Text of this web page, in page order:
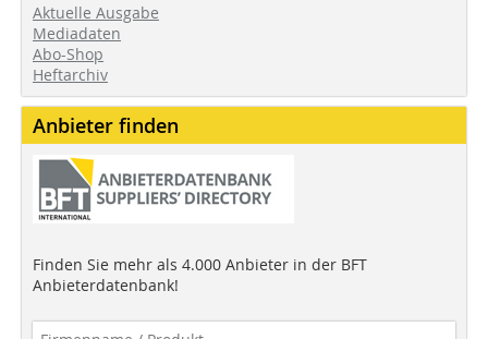
Aktuelle Ausgabe
Mediadaten
Abo-Shop
Heftarchiv
Anbieter finden
Finden Sie mehr als 4.000 Anbieter in der BFT
Anbieterdatenbank!